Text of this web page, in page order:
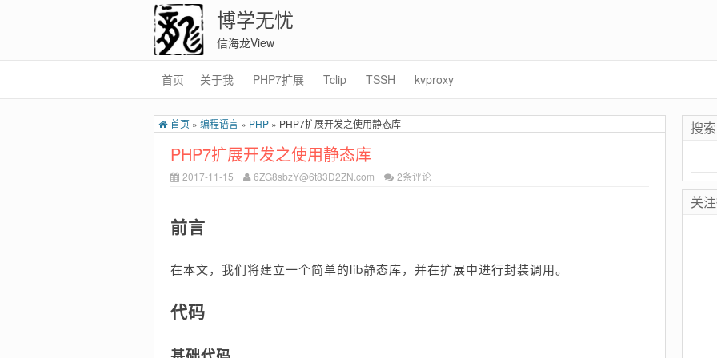
博学无忧
信海龙View
首页 关于我 PHP7扩展 Tclip TSSH kvproxy
首页 » 编程语言 » PHP » PHP7扩展开发之使用静态库
PHP7扩展开发之使用静态库
2017-11-15 6ZG8sbzY@6t83D2ZN.com 2条评论
前言
在本文，我们将建立一个简单的lib静态库，并在扩展中进行封装调用。
代码
搜索
搜
索：
关